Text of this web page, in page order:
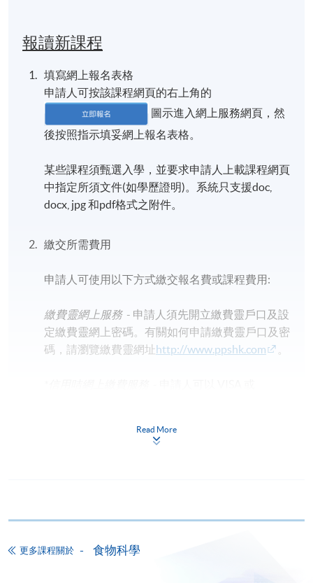
報讀新課程
填寫網上報名表格
申請人可按該課程網頁的右上角的
圖示進入網上服務網頁，然
後按照指示填妥網上報名表格。
某些課程須甄選入學，並要求申請人上載課程網頁
中指定所須文件(如學歷證明)。系統只支援doc,
docx, jpg 和pdf格式之附件。
繳交所需費用
申請人可使用以下方式繳交報名費或課程費用:
繳費靈網上服務- 申請人須先開立繳費靈戶口及設
定繳費靈網上密碼。有關如何申請繳費靈戶口及密
碼，請瀏覽繳費靈網址http://www.ppshk.com 。
如欲了解如何於網上報讀新課程及繳費，請瀏覽網上
申請/報讀指南 :
Read More
更多課程關於 食物科學